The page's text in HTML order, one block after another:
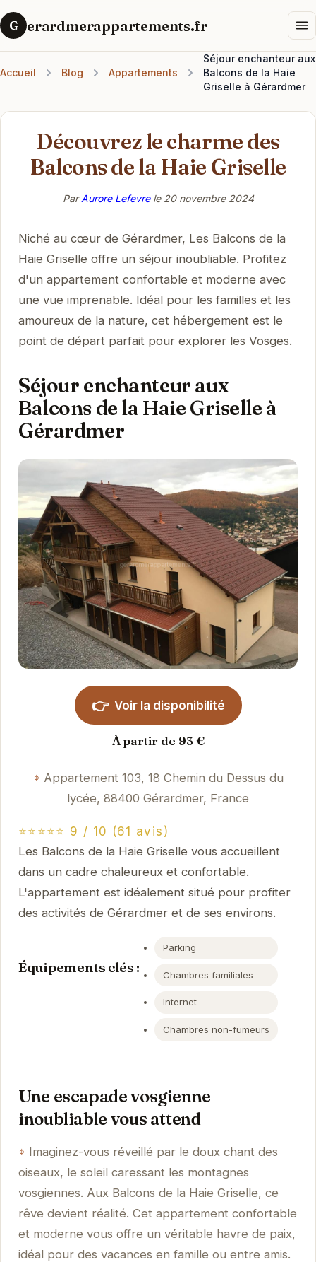
G erardmerappartements.fr
Accueil Blog Appartements
Séjour enchanteur aux
Balcons de la Haie
Griselle à Gérardmer
Découvrez le charme des
Balcons de la Haie Griselle
ParAurore Lefevrele 20 novembre 2024
Niché au cœur de Gérardmer, Les Balcons de la
Haie Griselle offre un séjour inoubliable. Profitez
d'un appartement confortable et moderne avec
une vue imprenable. Idéal pour les familles et les
amoureux de la nature, cet hébergement est le
point de départ parfait pour explorer les Vosges.
Séjour enchanteur aux
Balcons de la Haie Griselle à
Gérardmer
👉 Voir la disponibilité
À partir de 93 €
Appartement 103, 18 Chemin du Dessus du
lycée, 88400 Gérardmer, France
⭐⭐⭐⭐⭐ 9 / 10 (61 avis)
Les Balcons de la Haie Griselle vous accueillent
dans un cadre chaleureux et confortable.
L'appartement est idéalement situé pour profiter
des activités de Gérardmer et de ses environs.
Équipements clés :
Parking
Chambres familiales
Internet
Chambres non-fumeurs
Une escapade vosgienne
inoubliable vous attend
Imaginez-vous réveillé par le doux chant des
oiseaux, le soleil caressant les montagnes
vosgiennes. Aux Balcons de la Haie Griselle, ce
rêve devient réalité. Cet appartement confortable
et moderne vous offre un véritable havre de paix,
idéal pour des vacances en famille ou entre amis.